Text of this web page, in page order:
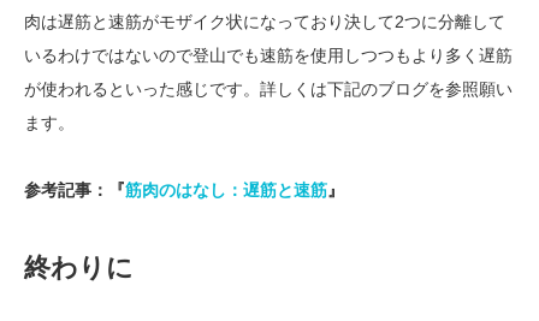
肉は遅筋と速筋がモザイク状になっており決して2つに分離して
いるわけではないので登山でも速筋を使用しつつもより多く遅筋
が使われるといった感じです。詳しくは下記のブログを参照願い
ます。
参考記事：『筋肉のはなし：遅筋と速筋』
終わりに